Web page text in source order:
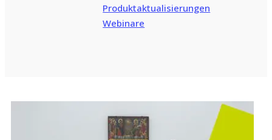
Produktaktualisierungen
Webinare